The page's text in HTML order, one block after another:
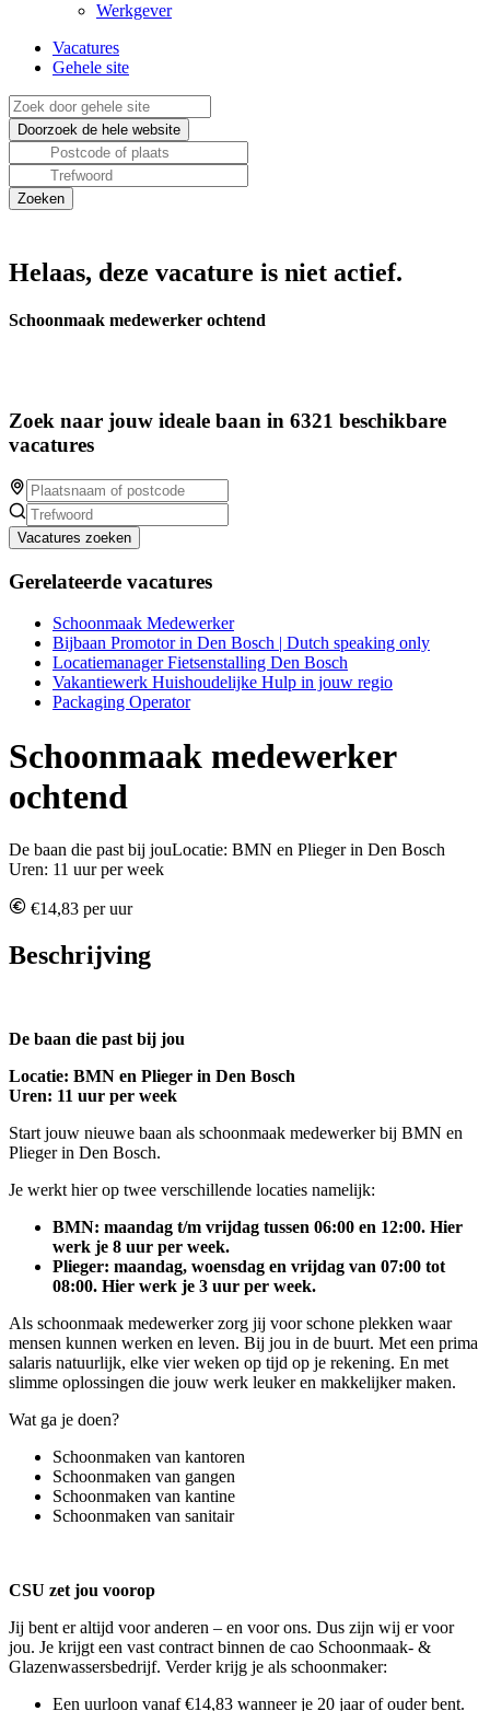
Werkgever
Vacatures
Gehele site
Helaas, deze vacature is niet actief.
Schoonmaak medewerker ochtend
Zoek naar jouw ideale baan in 6321 beschikbare
vacatures
Vacatures zoeken
Gerelateerde vacatures
Schoonmaak Medewerker
Bijbaan Promotor in Den Bosch | Dutch speaking only
Locatiemanager Fietsenstalling Den Bosch
Vakantiewerk Huishoudelijke Hulp in jouw regio
Packaging Operator
Schoonmaak medewerker
ochtend
De baan die past bij jouLocatie: BMN en Plieger in Den Bosch
Uren: 11 uur per week
€14,83 per uur
Beschrijving
De baan die past bij jou
Locatie: BMN en Plieger in Den Bosch
Uren: 11 uur per week
Start jouw nieuwe baan als schoonmaak medewerker bij BMN en
Plieger in Den Bosch.
Je werkt hier op twee verschillende locaties namelijk:
BMN: maandag t/m vrijdag tussen 06:00 en 12:00. Hier
werk je 8 uur per week.
Plieger: maandag, woensdag en vrijdag van 07:00 tot
08:00. Hier werk je 3 uur per week.
Als schoonmaak medewerker zorg jij voor schone plekken waar
mensen kunnen werken en leven. Bij jou in de buurt. Met een prima
salaris natuurlijk, elke vier weken op tijd op je rekening. En met
slimme oplossingen die jouw werk leuker en makkelijker maken.
Wat ga je doen?
Schoonmaken van kantoren
Schoonmaken van gangen
Schoonmaken van kantine
Schoonmaken van sanitair
CSU zet jou voorop
Jij bent er altijd voor anderen – en voor ons. Dus zijn wij er voor
jou. Je krijgt een vast contract binnen de cao Schoonmaak- &
Glazenwassersbedrijf. Verder krijg je als schoonmaker:
Een uurloon vanaf €14,83 wanneer je 20 jaar of ouder bent.